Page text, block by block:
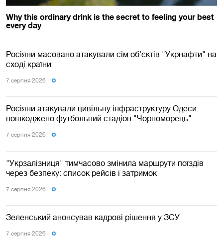
Росіяни масовано атакували сім об'єктів "Укрнафти" на
сході країни
7 серпня 2026
Росіяни атакували цивільну інфраструктуру Одеси:
пошкоджено футбольний стадіон "Чорноморець"
7 серпня 2026
"Укрзалізниця" тимчасово змінила маршрути поїздів
через безпеку: список рейсів і затримок
7 серпня 2026
Зеленський анонсував кадрові рішення у ЗСУ
7 серпня 2026